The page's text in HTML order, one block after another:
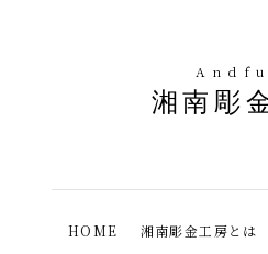
湘南彫
HOME 湘南彫金工房とは